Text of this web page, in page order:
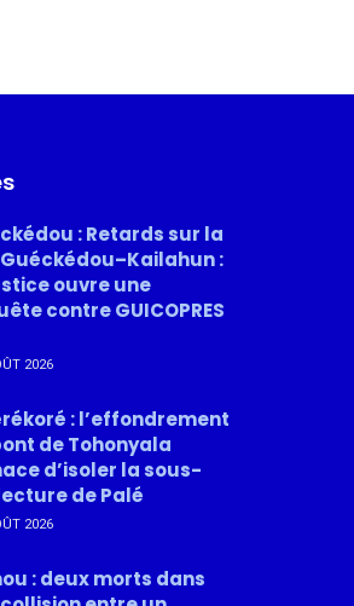
: Retards sur la
Guéckédou–Kailahun :
ouvre une
contre GUICOPRES
2026
: l’effondrement
de Tohonyala
d’isoler la sous-
de Palé
2026
: deux morts dans